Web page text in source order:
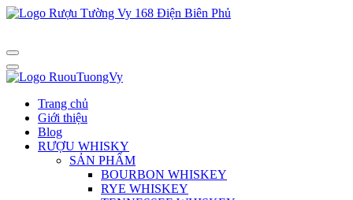
Trang chủ
Giới thiệu
Blog
RƯỢU WHISKY
SẢN PHẨM
BOURBON WHISKEY
RYE WHISKEY